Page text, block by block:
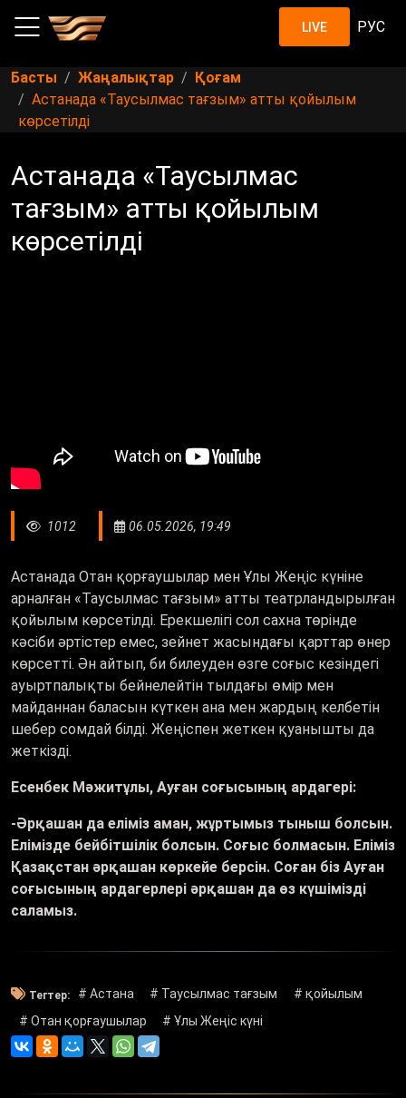
LIVE РУС
Басты Жаңалықтар
Қоғам
Астанада «Таусылмас тағзым» атты қойылым
көрсетілді
Астанада «Таусылмас
тағзым» атты қойылым
көрсетілді
1012 06.05.2026, 19:49
Астанада Отан қорғаушылар мен Ұлы Жеңіс күніне
арналған «Таусылмас тағзым» атты театрландырылған
қойылым көрсетілді. Ерекшелігі сол сахна төрінде
кәсіби әртістер емес, зейнет жасындағы қарттар өнер
көрсетті. Ән айтып, би билеуден өзге соғыс кезіндегі
ауыртпалықты бейнелейтін тылдағы өмір мен
майданнан баласын күткен ана мен жардың келбетін
шебер сомдай білді. Жеңіспен жеткен қуанышты да
жеткізді.
Есенбек Мәжитұлы, Ауған соғысының ардагері:
-Әрқашан да еліміз аман, жұртымыз тыныш болсын.
Елімізде бейбітшілік болсын. Соғыс болмасын. Еліміз
Қазақстан әрқашан көркейе берсін. Соған біз Ауған
соғысының ардагерлері әрқашан да өз күшімізді
саламыз.
Тегтер: # Астана # Таусылмас тағзым
# қойылым
# Отан қорғаушылар
# Ұлы Жеңіс күні